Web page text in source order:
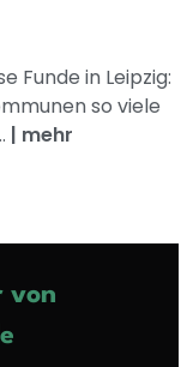
Funde in Leipzig:
so viele
| mehr
von